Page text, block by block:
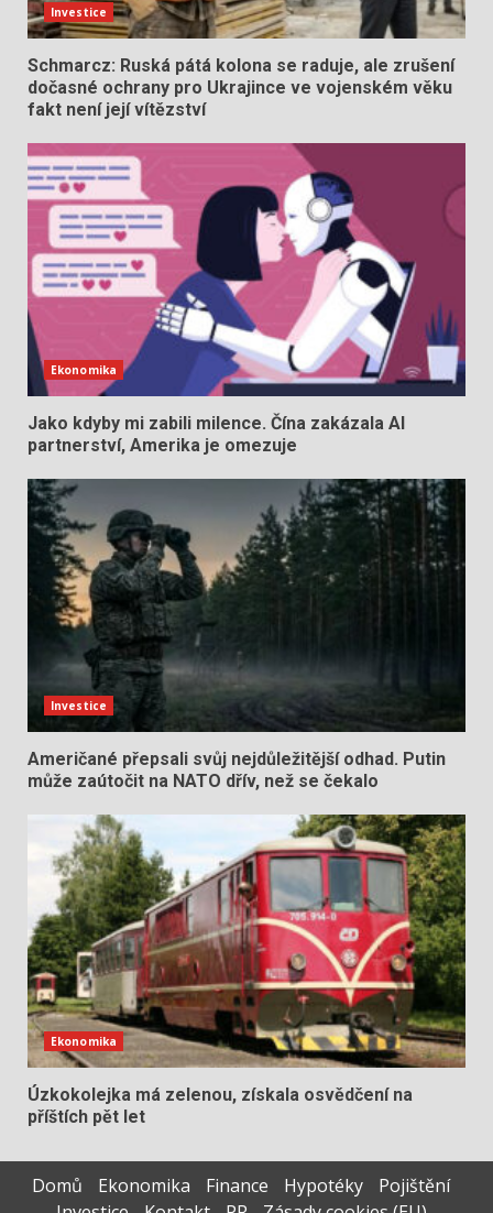
Investice
Schmarcz: Ruská pátá kolona se raduje, ale zrušení
dočasné ochrany pro Ukrajince ve vojenském věku
fakt není její vítězství
Ekonomika
Jako kdyby mi zabili milence. Čína zakázala AI
partnerství, Amerika je omezuje
Investice
Američané přepsali svůj nejdůležitější odhad. Putin
může zaútočit na NATO dřív, než se čekalo
Ekonomika
Úzkokolejka má zelenou, získala osvědčení na
příštích pět let
Domů Ekonomika Finance Hypotéky
Pojištění